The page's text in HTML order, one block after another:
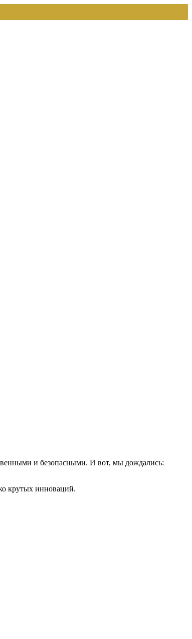
и безопасными. И вот, мы дождались:
крутых инноваций.